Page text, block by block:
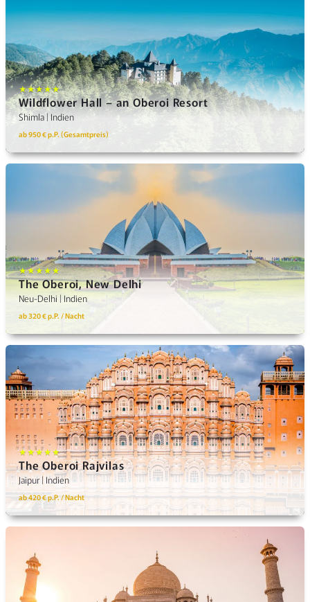
★★★★★
Wildflower Hall – an Oberoi Resort
Shimla | Indien
ab 950 € p.P. (Gesamtpreis)
★★★★★
The Oberoi, New Delhi
Neu-Delhi | Indien
ab 320 € p.P. / Nacht
★★★★★
The Oberoi Rajvilas
Jaipur | Indien
ab 420 € p.P. / Nacht